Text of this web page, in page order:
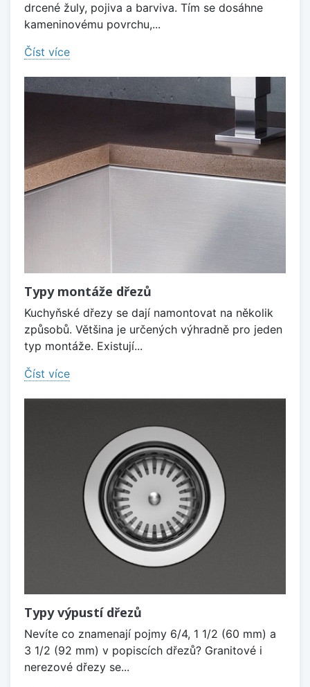
drcené žuly, pojiva a barviva. Tím se dosáhne
kameninovému povrchu,...
Číst více
Typy montáže dřezů
Kuchyňské dřezy se dají namontovat na několik
způsobů. Většina je určených výhradně pro jeden
typ montáže. Existují...
Číst více
Typy výpustí dřezů
Nevíte co znamenají pojmy 6/4, 1 1/2 (60 mm) a
3 1/2 (92 mm) v popiscích dřezů? Granitové i
nerezové dřezy se...